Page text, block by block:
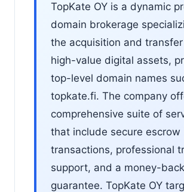
TopKate OY is a dynamic
domain brokerage
the acquisition and
high-value digital assets,
top-level domain names
topkate.fi. The company
comprehensive suite of
that include secure escrow
transactions, professional
support, and a money-back
guarantee. TopKate OY